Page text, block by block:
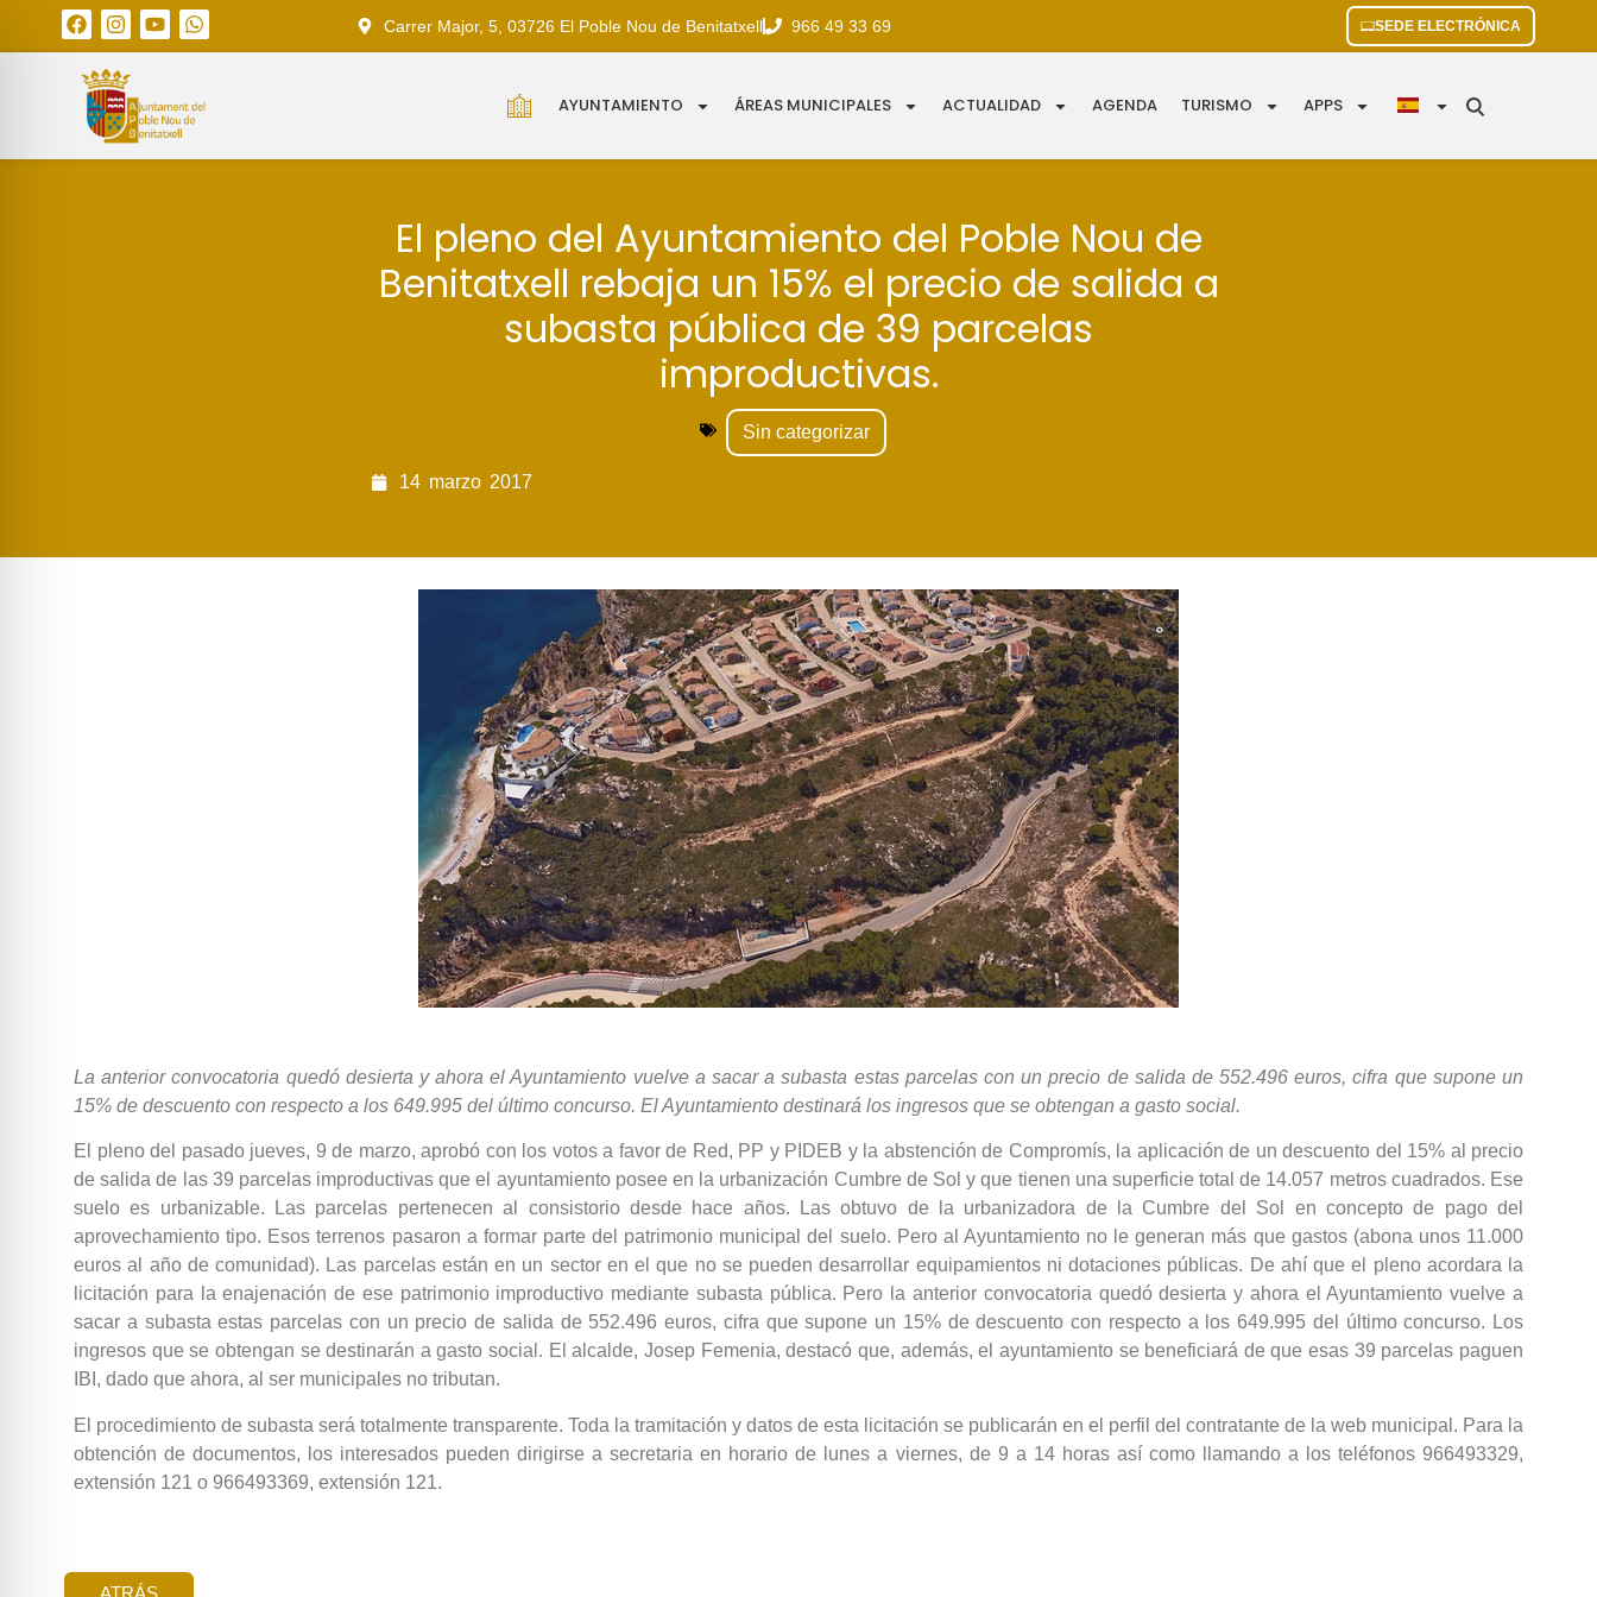
Carrer Major, 5, 03726 El Poble Nou de Benitatxell 966 49 33 69 SEDE ELECTRÓNICA
AYUNTAMIENTO ÁREAS MUNICIPALES ACTUALIDAD AGENDA TURISMO APPS
El pleno del Ayuntamiento del Poble Nou de
Benitatxell rebaja un 15% el precio de salida a
subasta pública de 39 parcelas
improductivas.
Sin categorizar
14 marzo 2017
La anterior convocatoria quedó desierta y ahora el Ayuntamiento vuelve a sacar a subasta estas parcelas con un precio de salida de 552.496 euros, cifra que supone un
15% de descuento con respecto a los 649.995 del último concurso. El Ayuntamiento destinará los ingresos que se obtengan a gasto social.
El pleno del pasado jueves, 9 de marzo, aprobó con los votos a favor de Red, PP y PIDEB y la abstención de Compromís, la aplicación de un descuento del 15% al precio
de salida de las 39 parcelas improductivas que el ayuntamiento posee en la urbanización Cumbre de Sol y que tienen una superficie total de 14.057 metros cuadrados. Ese
suelo es urbanizable. Las parcelas pertenecen al consistorio desde hace años. Las obtuvo de la urbanizadora de la Cumbre del Sol en concepto de pago del
aprovechamiento tipo. Esos terrenos pasaron a formar parte del patrimonio municipal del suelo. Pero al Ayuntamiento no le generan más que gastos (abona unos 11.000
euros al año de comunidad). Las parcelas están en un sector en el que no se pueden desarrollar equipamientos ni dotaciones públicas. De ahí que el pleno acordara la
licitación para la enajenación de ese patrimonio improductivo mediante subasta pública. Pero la anterior convocatoria quedó desierta y ahora el Ayuntamiento vuelve a
sacar a subasta estas parcelas con un precio de salida de 552.496 euros, cifra que supone un 15% de descuento con respecto a los 649.995 del último concurso. Los
ingresos que se obtengan se destinarán a gasto social. El alcalde, Josep Femenia, destacó que, además, el ayuntamiento se beneficiará de que esas 39 parcelas paguen
IBI, dado que ahora, al ser municipales no tributan.
El procedimiento de subasta será totalmente transparente. Toda la tramitación y datos de esta licitación se publicarán en el perfil del contratante de la web municipal. Para la
obtención de documentos, los interesados pueden dirigirse a secretaria en horario de lunes a viernes, de 9 a 14 horas así como llamando a los teléfonos 966493329,
extensión 121 o 966493369, extensión 121.
ATRÁS